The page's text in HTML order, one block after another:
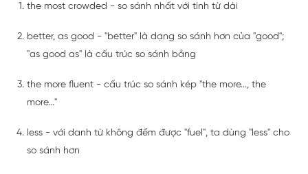
the most crowded - so sánh nhất với tính từ dài
better, as good - "better" là dạng so sánh hơn của "good";
"as good as" là cấu trúc so sánh bằng
the more fluent - cấu trúc so sánh kép "the more..., the
more..."
less - với danh từ không đếm được "fuel", ta dùng "less" cho
so sánh hơn